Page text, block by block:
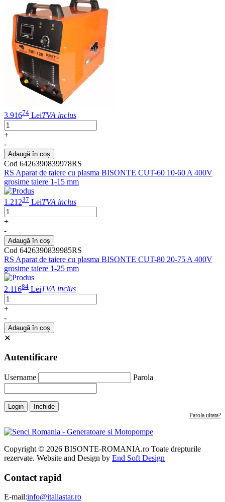
3.91674 LeiTVA inclus
+
-
Adaugă în coș
Cod 6426390839978RS
RS Aparat de taiere cu plasma BISONTE CUT-60 10-60 A 400V
grosime taiere 1-15 mm
1.21237 LeiTVA inclus
+
-
Adaugă în coș
Cod 6426390839985RS
RS Aparat de taiere cu plasma BISONTE CUT-80 20-75 A 400V
grosime taiere 1-25 mm
2.11684 LeiTVA inclus
+
-
Adaugă în coș
✕
Autentificare
Username Parola
Login Inchide
Parola uitata?
Copyright © 2026 BISONTE-ROMANIA.ro Toate drepturile
rezervate. Website and Design by End Soft Design
Contact rapid
E-mail:info@italiastar.ro